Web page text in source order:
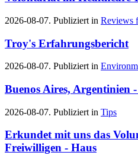
2026-08-07. Publiziert in Reviews
Troy's Erfahrungsbericht
2026-08-07. Publiziert in
Buenos Aires, Argentinien
2026-08-07. Publiziert in Tips
Erkundet mit uns das
Freiwilligen - Haus